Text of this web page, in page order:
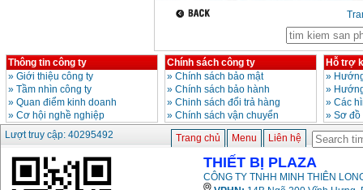
Thông tin công ty
» Giới thiệu công ty
» Tầm nhìn công ty
» Quan điểm kinh doanh
» Cơ hội nghề nghiệp
Chính sách công ty
» Chính sách bảo mật
» Chính sách bảo hành
» Chinh sách đổi trả hàng
» Chính sách vận chuyển
Hỗ trợ
»
»
» Các
» Sơ
Lượt truy cập: 40295492
Trang chủ Menu Liên hệ
THIẾT BỊ PLAZA
CÔNG TY TNHH MINH THIÊN